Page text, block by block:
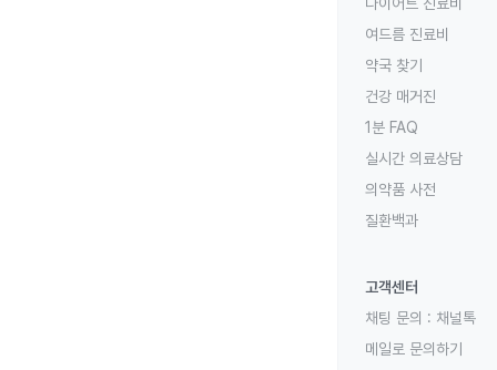
여드름 진료비
약국 찾기
건강 매거진
1분 FAQ
실시간 의료상담
의약품 사전
질환백과
고객센터
채팅 문의 : 채널톡
메일로 문의하기